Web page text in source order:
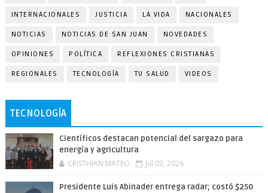
INTERNACIONALES JUSTICIA LA VIDA NACIONALES
NOTICIAS NOTICIAS DE SAN JUAN NOVEDADES
OPINIONES POLÍTICA REFLEXIONES CRISTIANAS
REGIONALES TECNOLOGÍA TU SALUD VIDEOS
TECNOLOGÍA
Científicos destacan potencial del sargazo para
energía y agricultura
CRISTHIAN MATEO Jul 02, 2026
Presidente Luis Abinader entrega radar; costó $250